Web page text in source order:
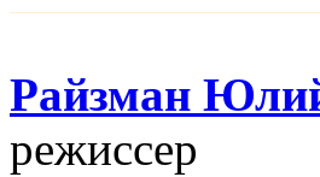
Райзман
режисcер